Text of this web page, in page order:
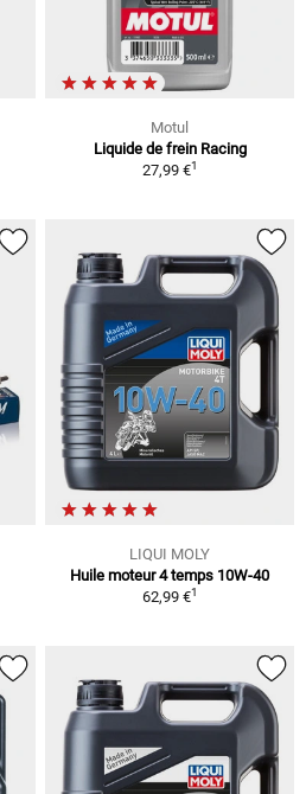
Motul
Liquide de frein Racing
27,99 €1
LIQUI MOLY
Huile moteur 4 temps 10W-40
62,99 €1